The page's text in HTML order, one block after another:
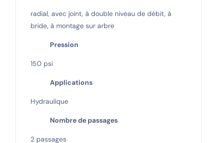
radial, avec joint, à double niveau de débit, à
bride, à montage sur arbre
Pression
150 psi
Applications
Hydraulique
Nombre de passages
2 passages